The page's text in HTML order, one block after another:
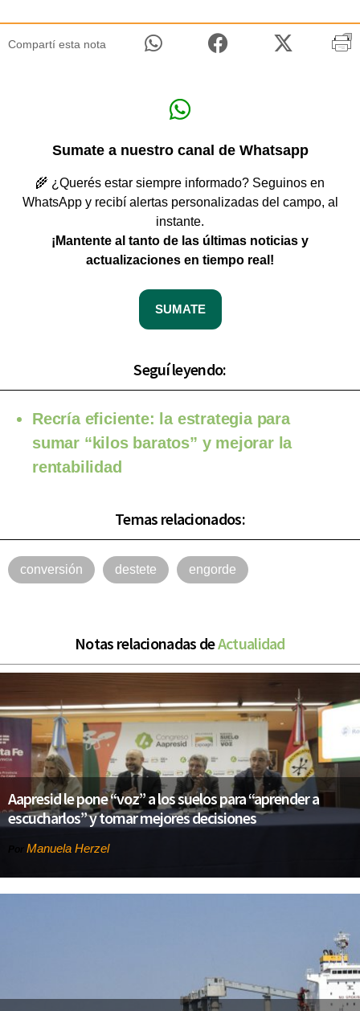
Compartí esta nota
Sumate a nuestro canal de Whatsapp
🌾 ¿Querés estar siempre informado? Seguinos en
WhatsApp y recibí alertas personalizadas del campo, al
instante.
¡Mantente al tanto de las últimas noticias y
actualizaciones en tiempo real!
SUMATE
Seguí leyendo:
Recría eficiente: la estrategia para
sumar “kilos baratos” y mejorar la
rentabilidad
Temas relacionados:
conversión destete engorde
Notas relacionadas deActualidad
Aapresid le pone “voz” a los suelos para “aprender a
escucharlos” y tomar mejores decisiones
Manuela Herzel